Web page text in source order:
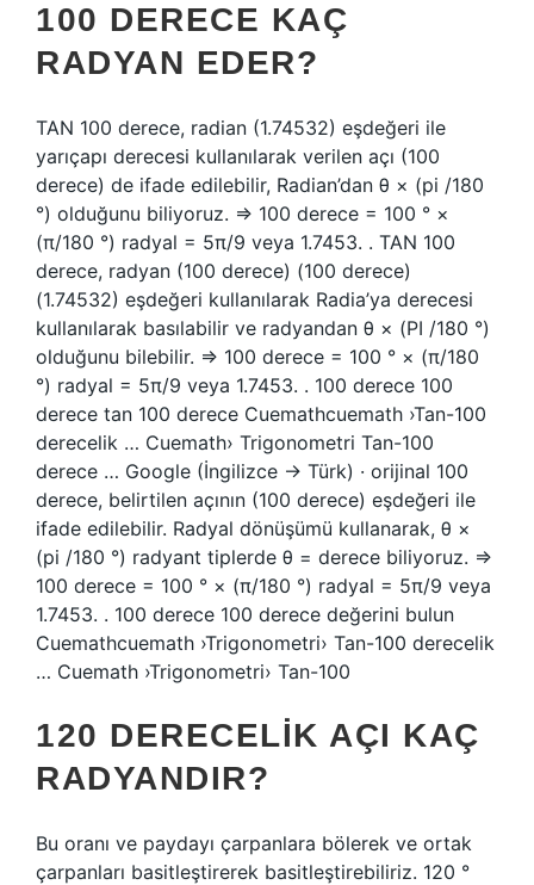
100 DERECE KAÇ
RADYAN EDER?
TAN 100 derece, radian (1.74532) eşdeğeri ile
yarıçapı derecesi kullanılarak verilen açı (100
derece) de ifade edilebilir, Radian’dan θ × (pi /180
°) olduğunu biliyoruz. ⇒ 100 derece = 100 ° ×
(π/180 °) radyal = 5π/9 veya 1.7453. . TAN 100
derece, radyan (100 derece) (100 derece)
(1.74532) eşdeğeri kullanılarak Radia’ya derecesi
kullanılarak basılabilir ve radyandan θ × (PI /180 °)
olduğunu bilebilir. ⇒ 100 derece = 100 ° × (π/180
°) radyal = 5π/9 veya 1.7453. . 100 derece 100
derece tan 100 derece Cuemathcuemath ›Tan-100
derecelik … Cuemath› Trigonometri Tan-100
derece … Google (İngilizce → Türk) · orijinal 100
derece, belirtilen açının (100 derece) eşdeğeri ile
ifade edilebilir. Radyal dönüşümü kullanarak, θ ×
(pi /180 °) radyant tiplerde θ = derece biliyoruz. ⇒
100 derece = 100 ° × (π/180 °) radyal = 5π/9 veya
1.7453. . 100 derece 100 derece değerini bulun
Cuemathcuemath ›Trigonometri› Tan-100 derecelik
… Cuemath ›Trigonometri› Tan-100
120 DERECELIK AÇI KAÇ
RADYANDIR?
Bu oranı ve paydayı çarpanlara bölerek ve ortak
çarpanları basitleştirerek basitleştirebiliriz. 120 °